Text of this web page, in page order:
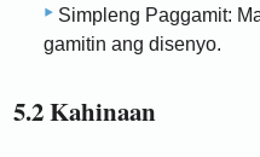
Simpleng Paggamit:
gamitin ang disenyo.
5.2 Kahinaan